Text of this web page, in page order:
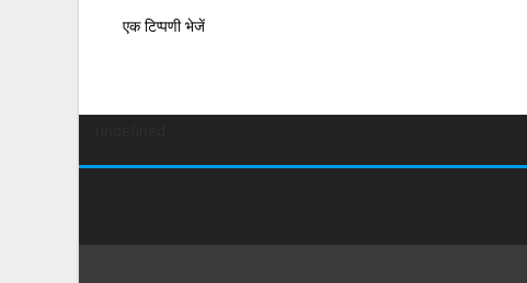
एक टिप्पणी भेजें